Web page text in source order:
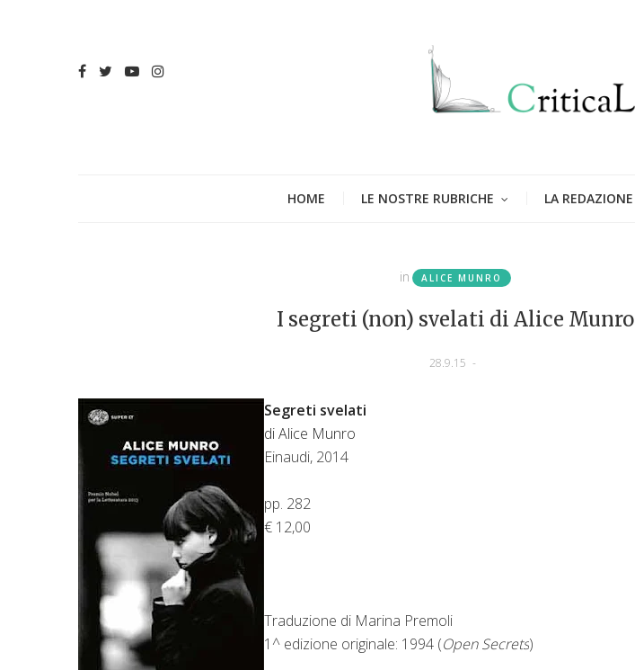
HOME LE NOSTRE RUBRICHE LA REDAZIONE
in ALICE MUNRO
I segreti (non) svelati di Alice Munro
28.9.15 -
Segreti svelati
di Alice Munro
Einaudi, 2014
pp. 282
€ 12,00
Traduzione di Marina Premoli
1^ edizione originale: 1994 (Open Secrets)